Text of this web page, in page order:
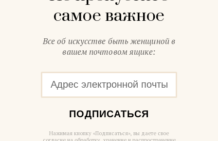
самое важное
Все об искусстве быть женщиной в
вашем почтовом ящике:
ПОДПИСАТЬСЯ
Нажимая кнопку «Подписаться», вы даете свое